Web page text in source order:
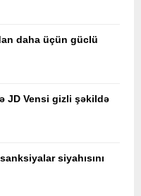
daha üçün güclü
JD Vensi gizli şəkildə
siyahısını